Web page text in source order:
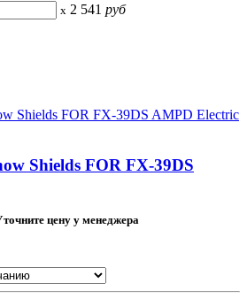
x 2 541 руб
Shields FOR FX-39DS
цену у менеджера